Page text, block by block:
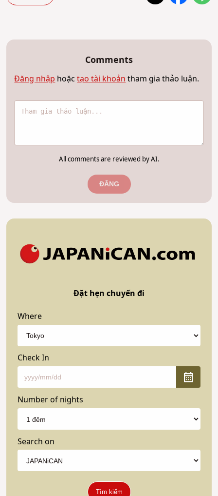
Comments
Đăng nhậphoặctạo tài khoảntham gia thảo luận.
All comments are reviewed by AI.
ĐĂNG
Đặt hẹn chuyến đi
Where
Check In
Number of nights
Search on
Tìm kiếm